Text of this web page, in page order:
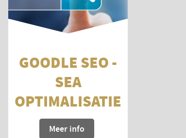
GOODLE SEO -
SEA
OPTIMALISATIE
Meer info